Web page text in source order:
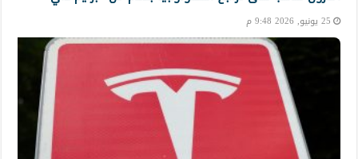
25 يونيو, 2026 9:48 م